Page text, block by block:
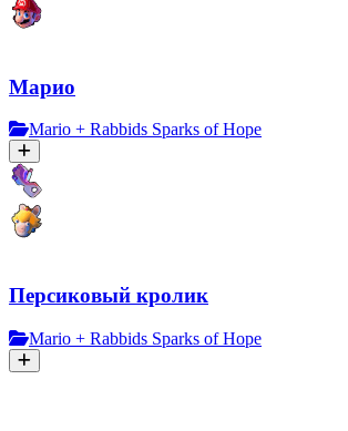
Марио
Mario + Rabbids Sparks of Hope
Персиковый кролик
Mario + Rabbids Sparks of Hope